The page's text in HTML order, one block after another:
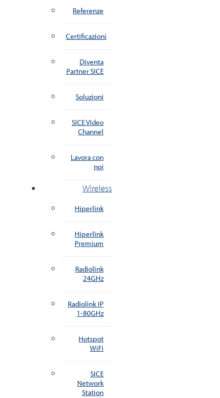
Referenze
Certificazioni
Diventa
Partner SICE
Soluzioni
SICE Video
Channel
Lavora con
noi
Wireless
Hiperlink
Hiperlink
Premium
Radiolink
24GHz
Radiolink IP
1-80GHz
Hotspot
WiFi
SICE
Network
Station